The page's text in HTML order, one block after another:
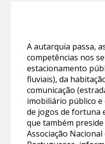
A autarquia passa,
competências nos
estacionamento
fluviais), da
comunicação
imobiliário público e
de jogos de fortuna
que também
Associação